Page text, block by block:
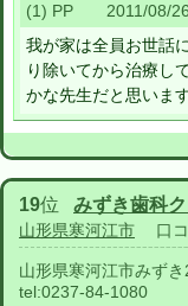
(1) PP 2011/08/
我が家は全員お世話
り除いてから治療し
かな先生だと思います
19位 みずき歯科
山形県寒河江市 口コ
山形県寒河江市みず
tel:0237-84-1080